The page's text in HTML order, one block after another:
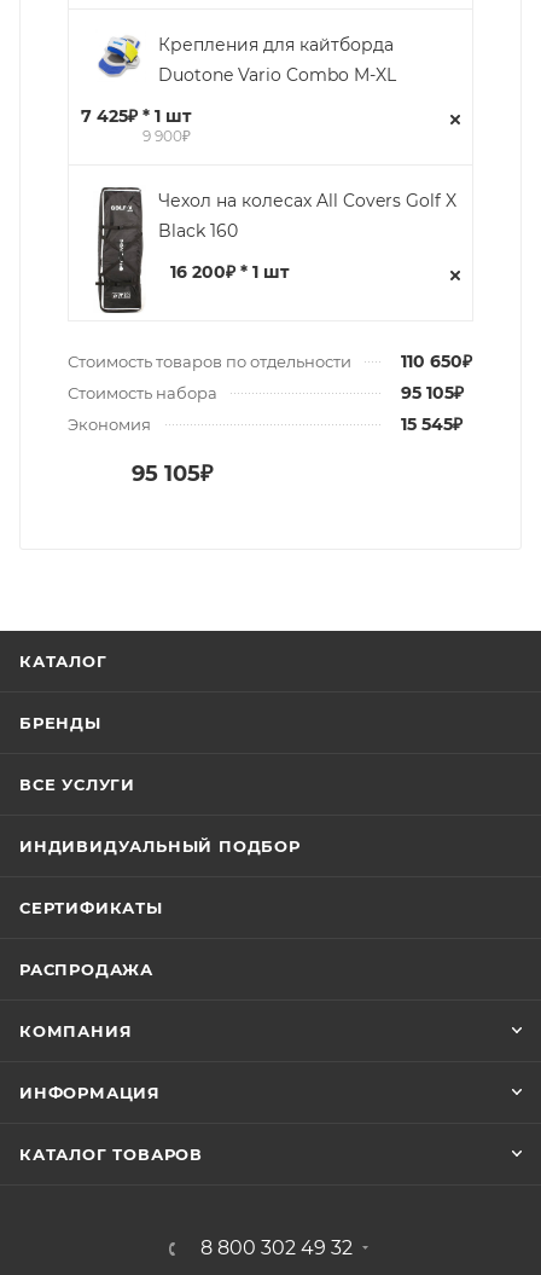
Крепления для кайтборда
Duotone Vario Combo M-XL
7 425₽ * 1 шт
9 900₽
Чехол на колесах All Covers Golf X
Black 160
16 200₽ * 1 шт
Стоимость товаров по отдельности 110 650₽
Стоимость набора 95 105₽
Экономия 15 545₽
95 105₽
КАТАЛОГ
БРЕНДЫ
ВСЕ УСЛУГИ
ИНДИВИДУАЛЬНЫЙ ПОДБОР
СЕРТИФИКАТЫ
РАСПРОДАЖА
КОМПАНИЯ
ИНФОРМАЦИЯ
КАТАЛОГ ТОВАРОВ
8 800 302 49 32